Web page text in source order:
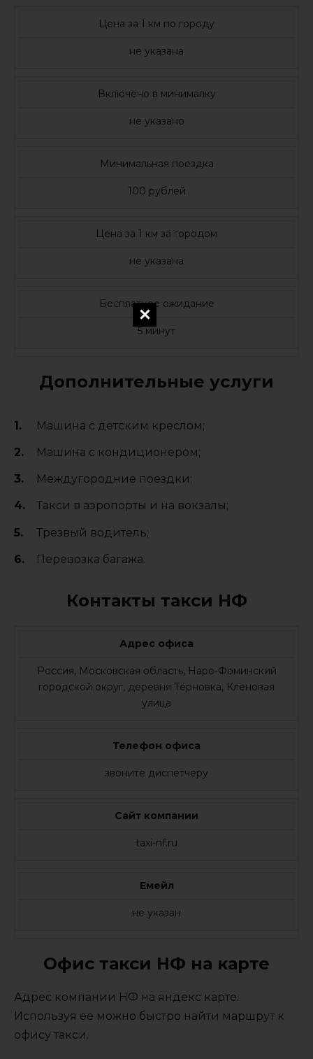
Цена за 1 км по городу
не указана
Включено в минималку
не указано
Минимальная поездка
100 рублей
Цена за 1 км за городом
не указана
Бесплатное ожидание
5 минут
Дополнительные услуги
Машина с детским креслом;
Машина с кондиционером;
Междугородние поездки;
Такси в аэропорты и на вокзалы;
Трезвый водитель;
Перевозка багажа.
Контакты такси НФ
Адрес офиса
Россия, Московская область, Наро-Фоминский
городской округ, деревня Тёрновка, Кленовая
улица
Телефон офиса
звоните диспетчеру
Сайт компании
taxi-nf.ru
Емейл
не указан
Офис такси НФ на карте
Адрес компании НФ на яндекс карте.
Используя ее можно быстро найти маршрут к
офису такси.